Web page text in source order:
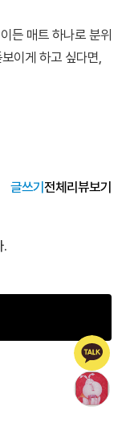
든 매트 하나로 분위
이게 하고 싶다면,
글쓰기전체리뷰보기
.